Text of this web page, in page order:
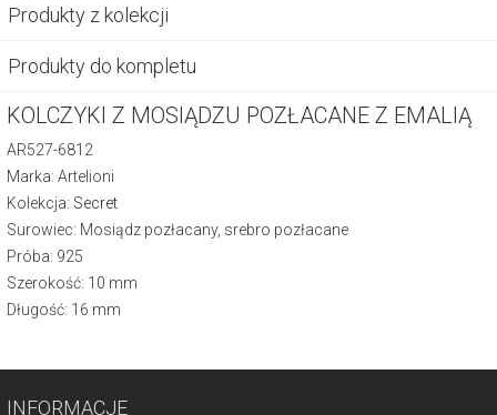
Produkty z kolekcji
Produkty do kompletu
KOLCZYKI Z MOSIĄDZU POZŁACANE Z EMALIĄ
AR527-6812
Marka: Artelioni
Kolekcja: Secret
Surowiec: Mosiądz pozłacany, srebro pozłacane
Próba: 925
Szerokość: 10 mm
Długość: 16 mm
INFORMACJE